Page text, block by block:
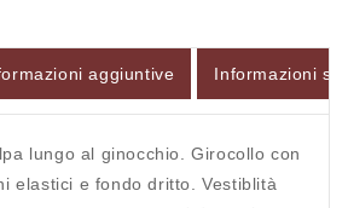
aggiuntive Informazioni
lungo al ginocchio. Girocollo con
elastici e fondo dritto. Vestiblità
Login